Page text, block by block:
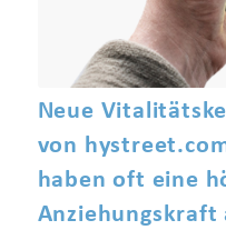
Neue
von
haben oft eine
Anziehungskraft